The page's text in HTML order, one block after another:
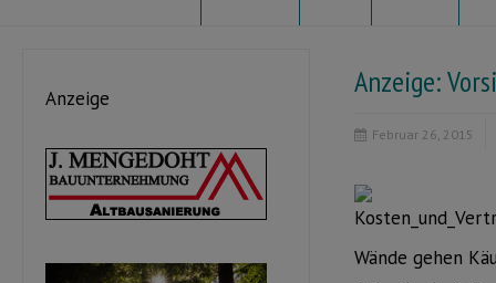
Anzeige:
Februar 26, 2015
Wände gehen
Anzeige